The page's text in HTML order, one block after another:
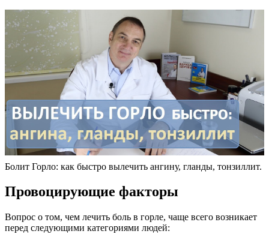
Болит Горло: как быстро вылечить ангину, гланды, тонзиллит.
Провоцирующие факторы
Вопрос о том, чем лечить боль в горле, чаще всего возникает
перед следующими категориями людей: